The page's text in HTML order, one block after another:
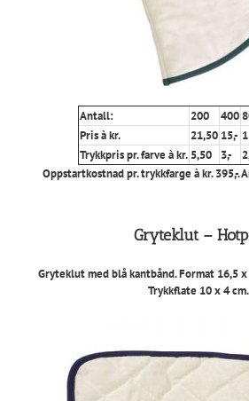
Antall: 200 400
Pris à kr.
21,50 15,-
Trykkpris pr. farve à kr. 5,50 3,-
Oppstartkostnad pr. trykkfarge à kr. 395,-.
Gryteklut –
Gryteklut med blå kantbånd. Format 16,5
Trykkflate 10 x 4 cm.